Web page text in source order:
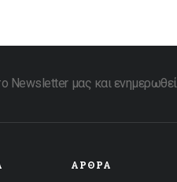
Newsletter μας και
ΆΡΘΡΑ